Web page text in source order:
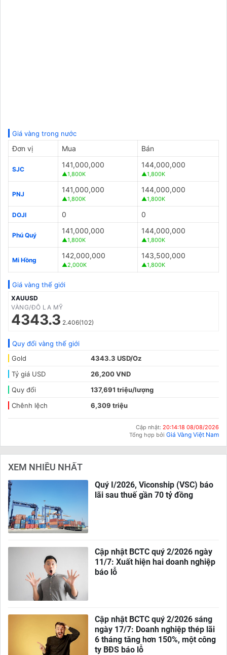
Giá vàng trong nước
Đơn vị Mua Bán
SJC
141,000,000
▲1,800K
144,000,000
▲1,800K
PNJ
141,000,000
▲1,800K
144,000,000
▲1,800K
DOJI 0 0
Phú Quý
141,000,000
▲1,800K
144,000,000
▲1,800K
Mi Hồng
142,000,000
▲2,000K
143,500,000
▲1,800K
Giá vàng thế giới
XAUUSD
VÀNG/ĐÔ LA MỸ
4343.3 2.406(102)
Quy đổi vàng thế giới
Gold
4343.3 USD/Oz
Tỷ giá USD
26,200 VND
Quy đổi
137,691 triệu/lượng
Chênh lệch
6,309 triệu
Cập nhật: 20:14:18 08/08/2026
Tổng hợp bởi Giá Vàng Việt Nam
XEM NHIỀU NHẤT
Quý I/2026, Viconship (VSC) báo
lãi sau thuế gần 70 tỷ đồng
Cập nhật BCTC quý 2/2026 ngày
11/7: Xuất hiện hai doanh nghiệp
báo lỗ
Cập nhật BCTC quý 2/2026 sáng
ngày 17/7: Doanh nghiệp thép lãi
6 tháng tăng hơn 150%, một công
ty BĐS báo lỗ